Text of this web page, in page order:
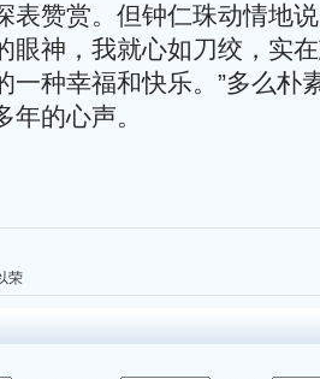
表赞赏。但钟仁珠动情地
眼神，我就心如刀绞，实
一种幸福和快乐。”多么朴
年的心声。
荣